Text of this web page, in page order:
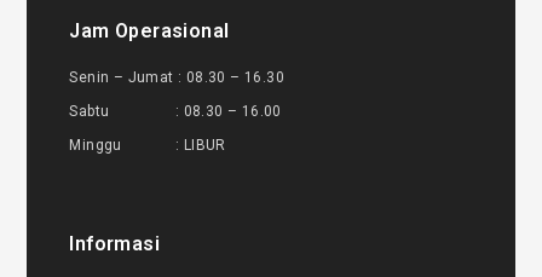
Jam Operasional
Senin – Jumat : 08.30 – 16.30
Sabtu : 08.30 – 16.00
Minggu : LIBUR
Informasi